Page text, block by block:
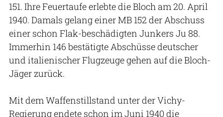
151. Ihre Feuertaufe erlebte die Bloch am 20. April
1940. Damals gelang einer MB 152 der Abschuss
einer schon Flak-beschädigten Junkers Ju 88.
Immerhin 146 bestätigte Abschüsse deutscher
und italienischer Flugzeuge gehen auf die Bloch-
Jäger zurück.
Mit dem Waffenstillstand unter der Vichy-
Regierung endete schon im Juni 1940 die